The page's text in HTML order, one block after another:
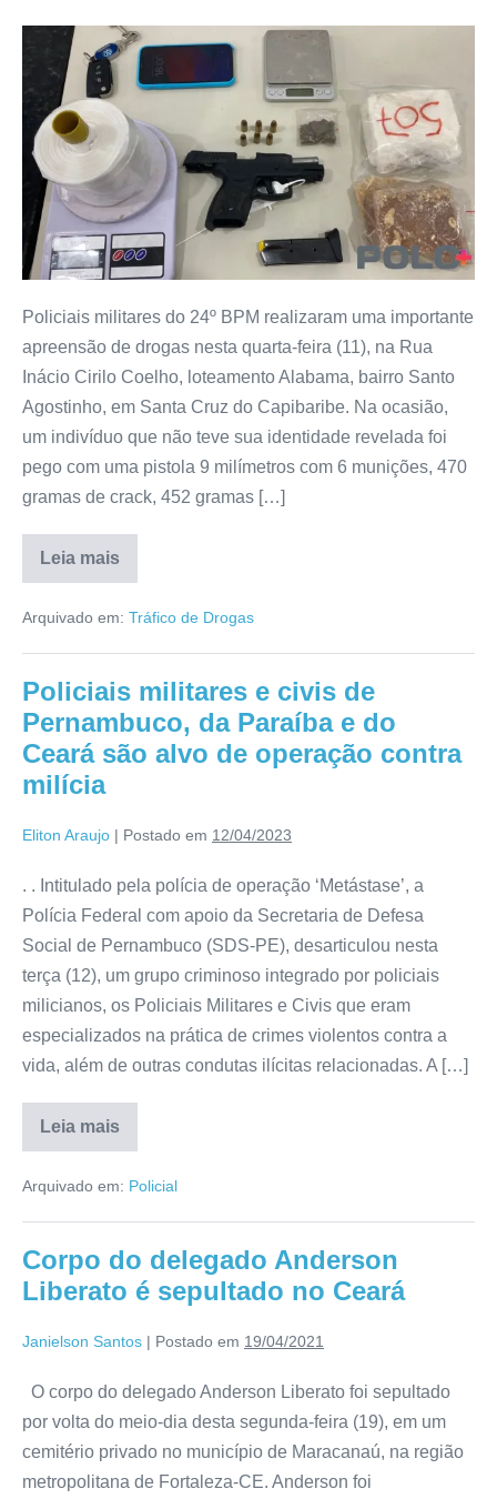
Policiais militares do 24º BPM realizaram uma importante
apreensão de drogas nesta quarta-feira (11), na Rua
Inácio Cirilo Coelho, loteamento Alabama, bairro Santo
Agostinho, em Santa Cruz do Capibaribe. Na ocasião,
um indivíduo que não teve sua identidade revelada foi
pego com uma pistola 9 milímetros com 6 munições, 470
gramas de crack, 452 gramas […]
Leia mais
Arquivado em: Tráfico de Drogas
Policiais militares e civis de
Pernambuco, da Paraíba e do
Ceará são alvo de operação contra
milícia
Eliton Araujo | Postado em 12/04/2023
. . Intitulado pela polícia de operação ‘Metástase’, a
Polícia Federal com apoio da Secretaria de Defesa
Social de Pernambuco (SDS-PE), desarticulou nesta
terça (12), um grupo criminoso integrado por policiais
milicianos, os Policiais Militares e Civis que eram
especializados na prática de crimes violentos contra a
vida, além de outras condutas ilícitas relacionadas. A […]
Leia mais
Arquivado em: Policial
Corpo do delegado Anderson
Liberato é sepultado no Ceará
Janielson Santos | Postado em 19/04/2021
O corpo do delegado Anderson Liberato foi sepultado
por volta do meio-dia desta segunda-feira (19), em um
cemitério privado no município de Maracanaú, na região
metropolitana de Fortaleza-CE. Anderson foi